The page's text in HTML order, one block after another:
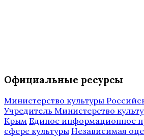
Официальные ресурсы
Министерство культуры
Учредитель Министерство
Крым Единое информационное
сфере культуры Независимая